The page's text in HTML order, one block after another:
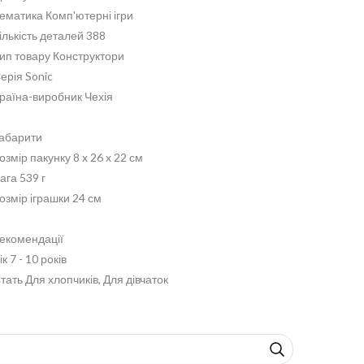
Комп'ютерні ігри
деталей 388
товару Конструктори
Sonic
виробник Чехія
пакунку 8 x 26 x 22 см
539 г
іграшки 24 см
7 - 10 років
Для хлопчиків, Для дівчаток